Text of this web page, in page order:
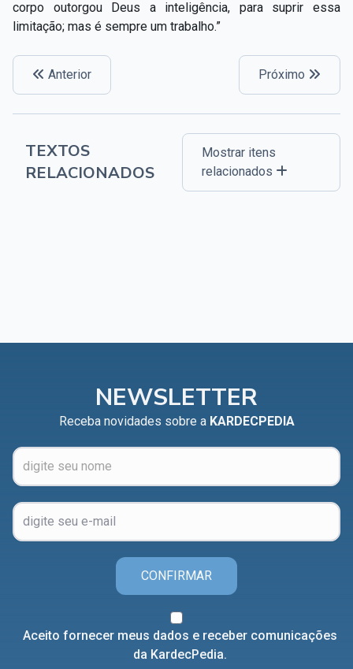
corpo outorgou Deus a inteligência, para suprir essa
limitação; mas é sempre um trabalho.”
Anterior Próximo
TEXTOS
RELACIONADOS
Mostrar itens
relacionados
NEWSLETTER
Receba novidades sobre a KARDECPEDIA
CONFIRMAR
Aceito fornecer meus dados e receber comunicações
da KardecPedia.